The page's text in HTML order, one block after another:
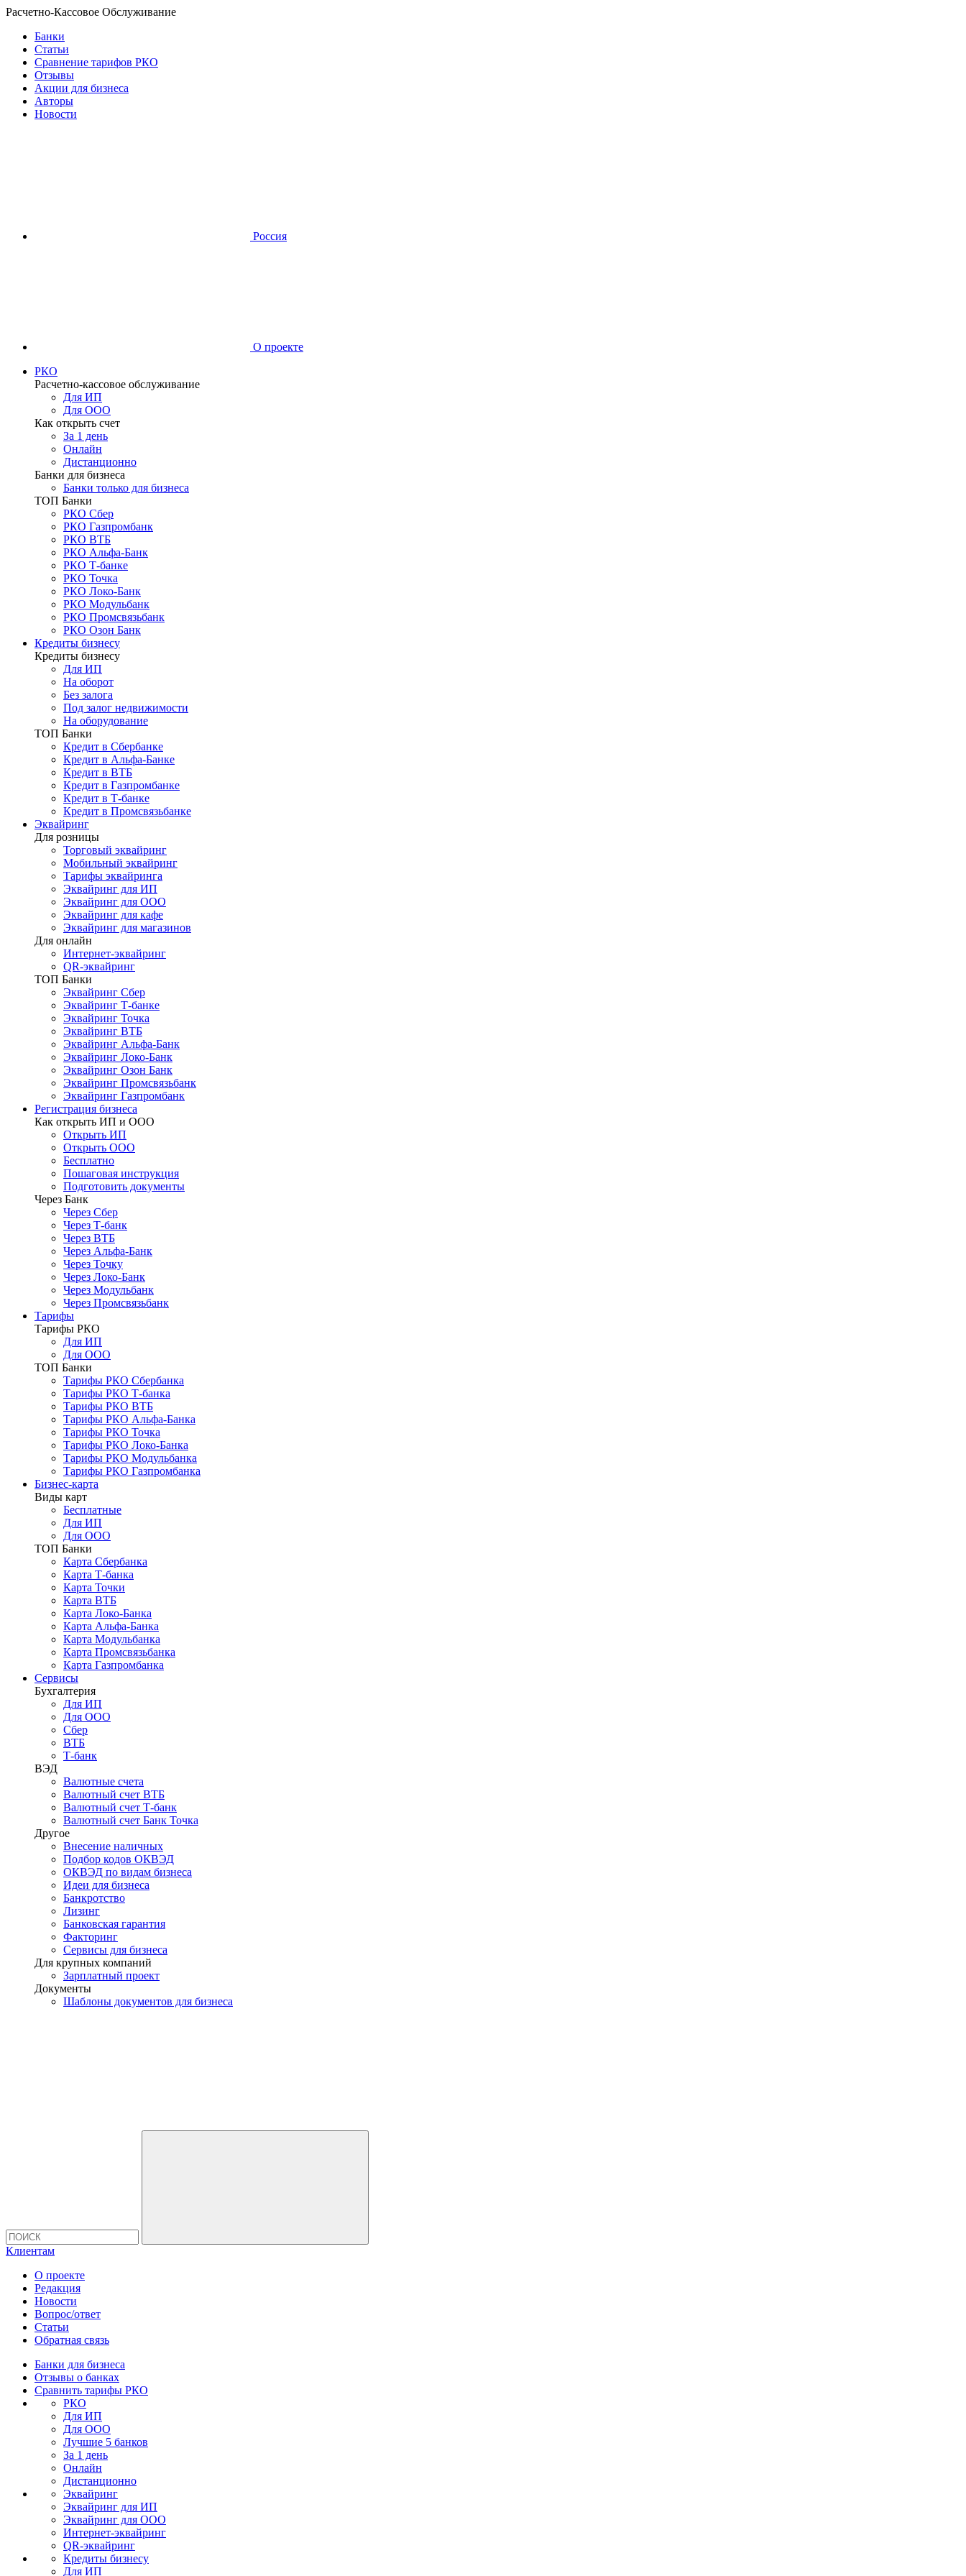
Расчетно-Кассовое Обслуживание
Банки
Статьи
Сравнение тарифов РКО
Отзывы
Акции для бизнеса
Авторы
Новости
Россия
О проекте
РКО
Расчетно-кассовое обслуживание
Для ИП
Для ООО
Как открыть счет
За 1 день
Онлайн
Дистанционно
Банки для бизнеса
Банки только для бизнеса
ТОП Банки
РКО Сбер
РКО Газпромбанк
РКО ВТБ
РКО Альфа-Банк
РКО Т-банке
РКО Точка
РКО Локо-Банк
РКО Модульбанк
РКО Промсвязьбанк
РКО Озон Банк
Кредиты бизнесу
Кредиты бизнесу
Для ИП
На оборот
Без залога
Под залог недвижимости
На оборудование
ТОП Банки
Кредит в Сбербанке
Кредит в Альфа-Банке
Кредит в ВТБ
Кредит в Газпромбанке
Кредит в Т-банке
Кредит в Промсвязьбанке
Эквайринг
Для розницы
Торговый эквайринг
Мобильный эквайринг
Тарифы эквайринга
Эквайринг для ИП
Эквайринг для ООО
Эквайринг для кафе
Эквайринг для магазинов
Для онлайн
Интернет-эквайринг
QR-эквайринг
ТОП Банки
Эквайринг Сбер
Эквайринг Т-банке
Эквайринг Точка
Эквайринг ВТБ
Эквайринг Альфа-Банк
Эквайринг Локо-Банк
Эквайринг Озон Банк
Эквайринг Промсвязьбанк
Эквайринг Газпромбанк
Регистрация бизнеса
Как открыть ИП и ООО
Открыть ИП
Открыть ООО
Бесплатно
Пошаговая инструкция
Подготовить документы
Через Банк
Через Сбер
Через Т-банк
Через ВТБ
Через Альфа-Банк
Через Точку
Через Локо-Банк
Через Модульбанк
Через Промсвязьбанк
Тарифы
Тарифы РКО
Для ИП
Для ООО
ТОП Банки
Тарифы РКО Сбербанка
Тарифы РКО Т-банка
Тарифы РКО ВТБ
Тарифы РКО Альфа-Банка
Тарифы РКО Точка
Тарифы РКО Локо-Банка
Тарифы РКО Модульбанка
Тарифы РКО Газпромбанка
Бизнес-карта
Виды карт
Бесплатные
Для ИП
Для ООО
ТОП Банки
Карта Сбербанка
Карта Т-банка
Карта Точки
Карта ВТБ
Карта Локо-Банка
Карта Альфа-Банка
Карта Модульбанка
Карта Промсвязьбанка
Карта Газпромбанка
Сервисы
Бухгалтерия
Для ИП
Для ООО
Сбер
ВТБ
Т-банк
ВЭД
Валютные счета
Валютный счет ВТБ
Валютный счет Т-банк
Валютный счет Банк Точка
Другое
Внесение наличных
Подбор кодов ОКВЭД
ОКВЭД по видам бизнеса
Идеи для бизнеса
Банкротство
Лизинг
Банковская гарантия
Факторинг
Сервисы для бизнеса
Для крупных компаний
Зарплатный проект
Документы
Шаблоны документов для бизнеса
Клиентам
О проекте
Редакция
Новости
Вопрос/ответ
Статьи
Обратная связь
Банки для бизнеса
Отзывы о банках
Сравнить тарифы РКО
РКО
Для ИП
Для ООО
Лучшие 5 банков
За 1 день
Онлайн
Дистанционно
Эквайринг
Эквайринг для ИП
Эквайринг для ООО
Интернет-эквайринг
QR-эквайринг
Кредиты бизнесу
Для ИП